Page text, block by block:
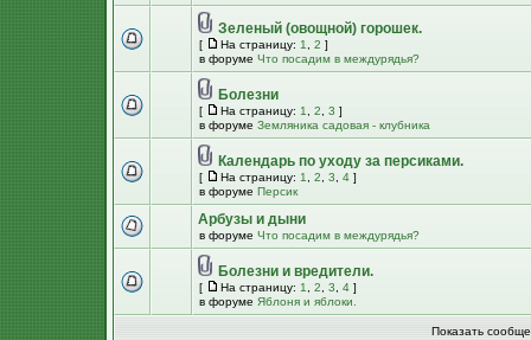
Зеленый (овощной) горошек.
[ На страницу: 1 2 ]
в форуме Что посадим в междурядья?
Болезни
[ На страницу: 1 2 3 ]
в форуме Земляника садовая - клубника
Календарь по уходу за персиками.
[ На страницу: 1 2 3 4 ]
в форуме Персик
Арбузы и дыни
в форуме Что посадим в междурядья?
Болезни и вредители.
[ На страницу: 1 2 3 4 ]
в форуме Яблоня и яблоки.
Показать